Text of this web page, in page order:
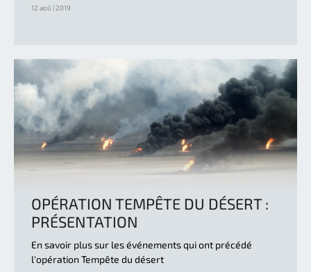
12 aoû | 2019
OPÉRATION TEMPÊTE DU DÉSERT :
PRÉSENTATION
En savoir plus sur les événements qui ont précédé
l'opération Tempête du désert